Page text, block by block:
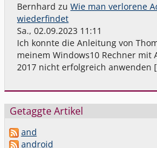
Bernhard zuWie man verlorene
wiederfindet
Sa., 02.09.2023 11:11
Ich konnte die Anleitung von
meinem Windows10 Rechner mit
2017 nicht erfolgreich anwenden
Getaggte Artikel
and
android